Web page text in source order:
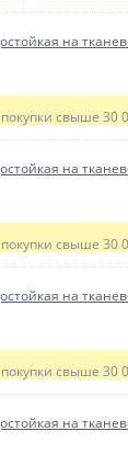
на
свыше 30
на
свыше 30
на
свыше 30
на